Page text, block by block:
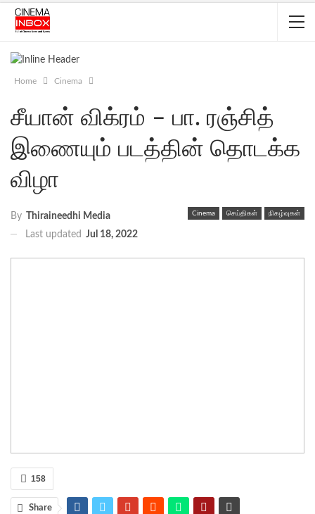
Home Cinema
சீயான் விக்ரம் – பா. ரஞ்சித்
இணையும் படத்தின் தொடக்க
விழா
Cinema செய்திகள் நிகழ்வுகள்
By Thiraineedhi Media
Last updated Jul 18, 2022
158
Share